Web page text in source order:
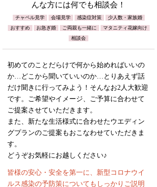
んな方には何でも相談会！
チャペル見学 会場見学 感染症対策
少人数・家族婚
おすすめ
お急ぎ婚 ご両親も一緒に
マタニティ花嫁向け
相談会
初めてのことだらけで何から始めればいいの
か…どこから聞いていいのか…とりあえず話
だけ聞きに行ってみよう！そんなお2人大歓迎
です。ご希望やイメージ、ご予算に合わせて
ご提案させていただきます。
また、新たな生活様式に合わせたウエディン
グプランのご提案もおこなわせていただきま
す。
どうぞお気軽にお越しください♪
皆様の安心・安全を第一に、新型コロナウイ
ルス感染の予防策についてもしっかりご説明